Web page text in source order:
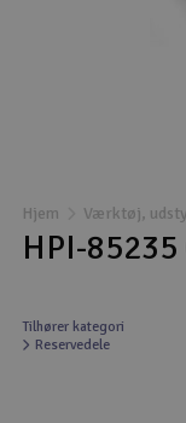
Droner til
Fly
Helikopter
Hjem Værktøj,
HPI-
Tilhører kategori
Reservedele